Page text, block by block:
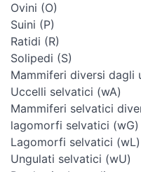
Ovini (O)
Suini (P)
Ratidi (R)
Solipedi (S)
Mammiferi diversi dagli
Uccelli selvatici (wA)
Mammiferi selvatici
lagomorfi selvatici (wG)
Lagomorfi selvatici (wL)
Ungulati selvatici (wU)